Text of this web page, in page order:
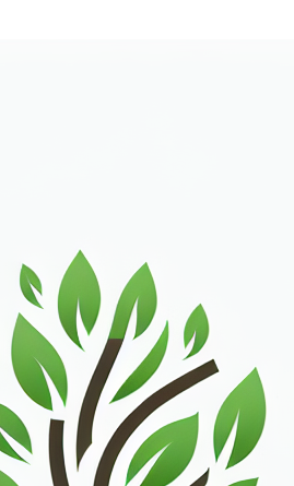
van Sara.be biedt haar klanten
(‘Voorwaarden’) zijn van
Voorwaarden
(‘Klant’).Deze Algemene
commerce website
bezoeker van deze e-
uitdrukkelijk aanvaarden,